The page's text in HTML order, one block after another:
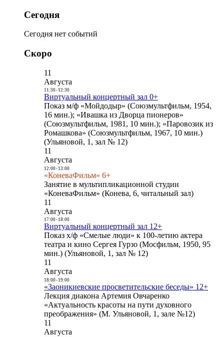
Сегодня
Сегодня нет событий
Скоро
11
Августа
11:30- 12:30
Виртуальный концертный зал 0+
Показ м/ф «Мойдодыр» (Союзмультфильм, 1954,
16 мин.); «Ивашка из Дворца пионеров»
(Союзмультфильм, 1981, 10 мин.); «Паровозик из
Ромашкова» (Союзмультфильм, 1967, 10 мин.)
(Ульяновой, 1, зал № 12)
11
Августа
12:00- 13:00
«КоневаФильм» 6+
Занятие в мультипликационной студии
«КоневаФильм» (Конева, 6, читальный зал)
11
Августа
17:00- 18:00
Виртуальный концертный зал 12+
Показ х/ф «Смелые люди» к 100-летию актера
театра и кино Сергея Гурзо (Мосфильм, 1950, 95
мин.) (Ульяновой, 1, зал № 12)
11
Августа
18:00- 19:00
«Заоникиевские просветительские беседы» 12+
Лекция диакона Артемия Овчаренко
«Актуальность красоты на пути духовного
преображения» (М. Ульяновой, 1, зале №12)
11
Августа